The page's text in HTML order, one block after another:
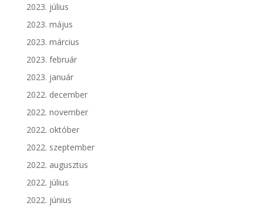
2023. július
2023. május
2023. március
2023. február
2023. január
2022. december
2022. november
2022. október
2022. szeptember
2022. augusztus
2022. július
2022. június